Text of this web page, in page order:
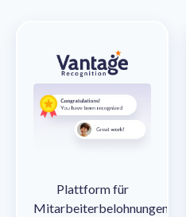
Plattform für
Mitarbeiterbelohnungen